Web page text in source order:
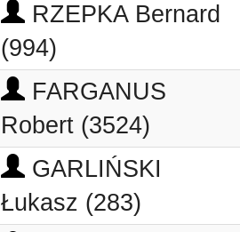
RZEPKA Bernard
(994)
FARGANUS
Robert (3524)
GARLIŃSKI
Łukasz (283)